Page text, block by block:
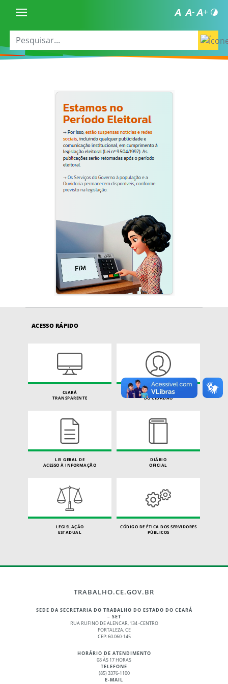
ACESSO RÁPIDO
CEARÁ
TRANSPARENTE
CARTA DE SERVIÇOS
DO CIDADÃO
LEI GERAL DE
ACESSO À INFORMAÇÃO
DIÁRIO
OFICIAL
LEGISLAÇÃO
ESTADUAL
CÓDIGO DE ÉTICA DOS SERVIDORES
PÚBLICOS
TRABALHO.CE.GOV.BR
SEDE DA SECRETARIA DO TRABALHO DO ESTADO DO CEARÁ
– SET
RUA RUFINO DE ALENCAR, 134 -CENTRO
FORTALEZA, CE
CEP: 60.060-145
HORÁRIO DE ATENDIMENTO
08 ÀS 17 HORAS
TELEFONE
(85) 3376-1100
E-MAIL